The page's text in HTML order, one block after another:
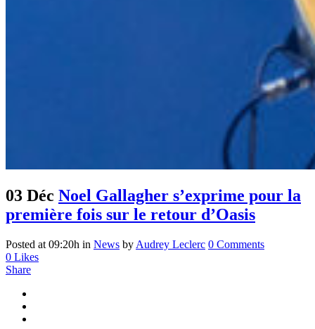
03 Déc Noel Gallagher s’exprime pour la
première fois sur le retour d’Oasis
Posted at 09:20h in News by Audrey Leclerc 0 Comments
0 Likes
Share